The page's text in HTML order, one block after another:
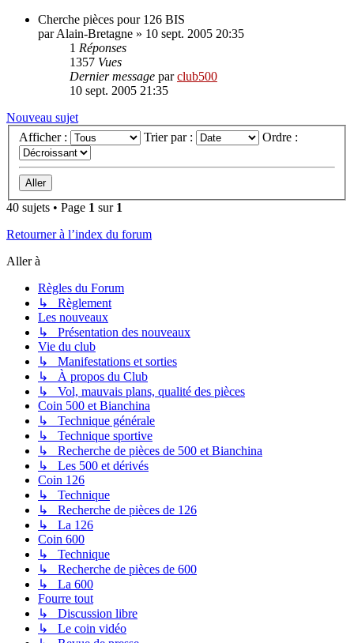
Cherche pièces pour 126 BIS
parAlain-Bretagne » 10 sept. 2005 20:35
1 Réponses
1357 Vues
Dernier message parclub500
10 sept. 2005 21:35
Nouveau sujet
Afficher :
Trier par : Ordre :
40 sujets • Page 1 sur 1
Retourner à l’index du forum
Aller à
Règles du Forum
↳ Règlement
Les nouveaux
↳ Présentation des nouveaux
Vie du club
↳ Manifestations et sorties
↳ À propos du Club
↳ Vol, mauvais plans, qualité des pièces
Coin 500 et Bianchina
↳ Technique générale
↳ Technique sportive
↳ Recherche de pièces de 500 et Bianchina
↳ Les 500 et dérivés
Coin 126
↳ Technique
↳ Recherche de pièces de 126
↳ La 126
Coin 600
↳ Technique
↳ Recherche de pièces de 600
↳ La 600
Fourre tout
↳ Discussion libre
↳ Le coin vidéo